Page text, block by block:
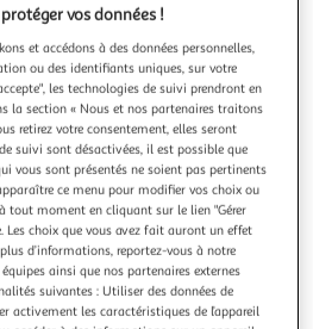
Illustration
précédente
Illustration
suivante
vos données !
et accédons à des données personnelles,
ou des identifiants uniques, sur votre
les technologies de suivi prendront en
la section « Nous et nos partenaires traitons
retirez votre consentement, elles seront
suivi sont désactivées, il est possible que
vous sont présentés ne soient pas pertinents
ce menu pour modifier vos choix ou
tout moment en cliquant sur le lien "Gérer
Les choix que vous avez fait auront un effet
d’informations, reportez-vous à notre
ainsi que nos partenaires externes
suivantes : Utiliser des données de
activement les caractéristiques de l’appareil